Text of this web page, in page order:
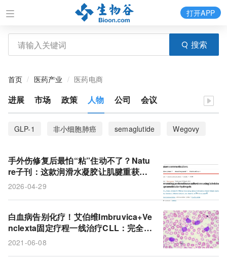
搜索
打开APP
首页 医药产业 医药电商
进展 市场 政策 人物 公司 会议
GLP-1 非小细胞肺癌 semaglutide
Wegovy
类风湿性关节炎
KRAS
KRASG12C抑制剂
NSCLC
CAR-T
急性淋巴细胞白血病
吉利德
brexucabtagene autoleucel
ALL
手外伤修复后最怕“粘”住动不了？Natu
re子刊：这款润滑水凝胶让肌腱重获自
由
2026-04-29
白血病告别化疗！艾伯维Imbruvica+Ve
nclexta固定疗程一线治疗CLL：完全缓
解率56%！
2021-06-08